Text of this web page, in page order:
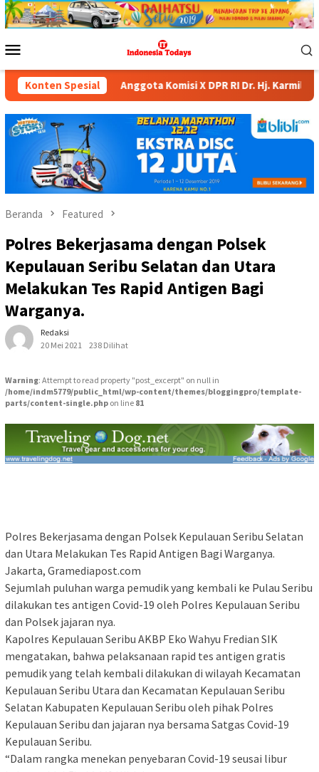
Loncat
ke
Mobile
Konten Spesial
Anggota Komisi X DPR RI Dr. Hj. Karmila Sari, S.Kom., M.M.;
Beranda Featured
Polres Bekerjasama dengan Polsek
Kepulauan Seribu Selatan dan Utara
Melakukan Tes Rapid Antigen Bagi
Warganya.
Redaksi
20 Mei 2021
238 Dilihat
Warning: Attempt to read property "post_excerpt" on null in
/home/indm5779/public_html/wp-content/themes/bloggingpro/template-
parts/content-single.php on line 81
Polres Bekerjasama dengan Polsek Kepulauan Seribu Selatan
dan Utara Melakukan Tes Rapid Antigen Bagi Warganya.
Jakarta, Gramediapost.com
Sejumlah puluhan warga pemudik yang kembali ke Pulau Seribu
dilakukan tes antigen Covid-19 oleh Polres Kepulauan Seribu
dan Polsek jajaran nya.
Kapolres Kepulauan Seribu AKBP Eko Wahyu Fredian SIK
mengatakan, bahwa pelaksanaan rapid tes antigen gratis
pemudik yang telah kembali dilakukan di wilayah Kecamatan
Kepulauan Seribu Utara dan Kecamatan Kepulauan Seribu
Selatan Kabupaten Kepulauan Seribu oleh pihak Polres
Kepulauan Seribu dan jajaran nya bersama Satgas Covid-19
Kepulauan Seribu.
“Dalam rangka menekan penyebaran Covid-19 seusai libur